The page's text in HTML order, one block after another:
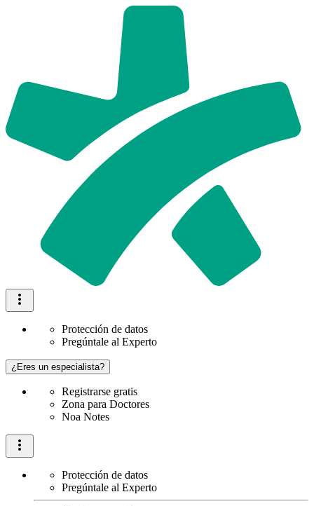
Protección de datos
Pregúntale al Experto
¿Eres un especialista?
Registrarse gratis
Zona para Doctores
Noa Notes
Protección de datos
Pregúntale al Experto